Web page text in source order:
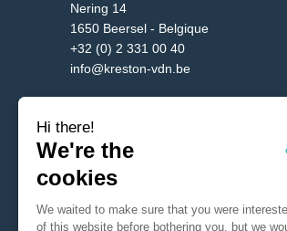
Nering 14
1650 Beersel - Belgique
+32 (0) 2 331 00 40
info@kreston-vdn.be
Av. du Bgm. Etienne Demunter 5/10
1090 Bruxelles - Belgique
info@kreston-vdn.be
Antwerp